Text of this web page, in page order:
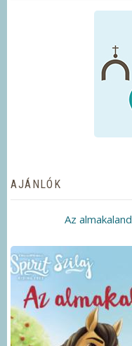
AJÁNLÓK
Az almakaland